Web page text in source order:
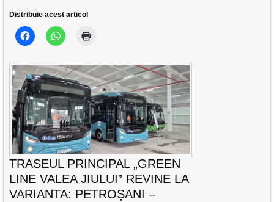
Distribuie acest articol
TRASEUL PRINCIPAL „GREEN
LINE VALEA JIULUI” REVINE LA
VARIANTA: PETROȘANI –